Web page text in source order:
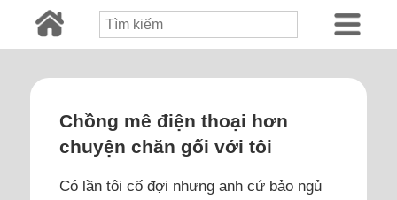
Chồng mê điện thoại hơn
chuyện chăn gối với tôi
Có lần tôi cố đợi nhưng anh cứ bảo ngủ